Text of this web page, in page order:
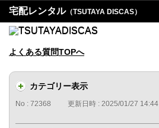
宅配レンタル（TSUTAYA DISCAS）
よくある質問TOPへ
カテゴリー表示
No : 72368 更新日時 : 2025/01/27 14:44